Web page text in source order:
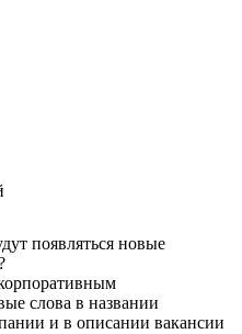
появляться новые
слова в названии
и в описании вакансии